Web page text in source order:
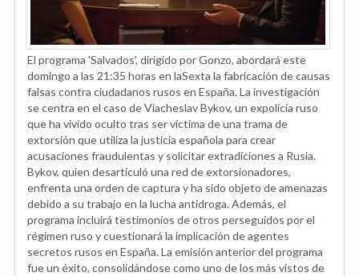
El programa 'Salvados', dirigido por Gonzo, abordará este
domingo a las 21:35 horas en laSexta la fabricación de causas
falsas contra ciudadanos rusos en España. La investigación
se centra en el caso de Viacheslav Bykov, un expolicía ruso
que ha vivido oculto tras ser víctima de una trama de
extorsión que utiliza la justicia española para crear
acusaciones fraudulentas y solicitar extradiciones a Rusia.
Bykov, quien desarticuló una red de extorsionadores,
enfrenta una orden de captura y ha sido objeto de amenazas
debido a su trabajo en la lucha antidroga. Además, el
programa incluirá testimonios de otros perseguidos por el
régimen ruso y cuestionará la implicación de agentes
secretos rusos en España. La emisión anterior del programa
fue un éxito, consolidándose como uno de los más vistos de